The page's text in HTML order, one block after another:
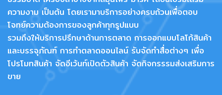
ความงาม เป็นต้น โดยเรามาบริการอย่างครบถ้วนเพื่อตอบ
โจทย์ความต้องการของลูกค้าทุกรูปแบบ
รวมถึงให้บริการปรึกษาด้านการตลาด การออกแบบโลโก้สินค้า
และบรรจุภัณฑ์ การทำตลาดออนไลน์ รับจัดทำสื่อต่างๆ เพื่อ
โปรโมทสินค้า จัดอีเว้นท์เปิดตัวสินค้า จัดกิจกรรรมส่งเสริมการ
ขาย